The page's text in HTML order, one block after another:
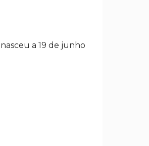
a 19 de junho